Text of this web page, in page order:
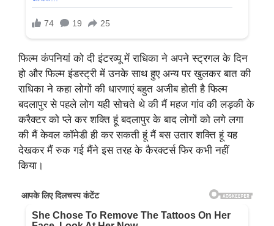
फिल्म कंपनियां को दी इंटरव्यू में राधिका ने अपने स्ट्रगल के दिन
हो और फिल्म इंडस्ट्री में उनके साथ हुए अन्य पर खुलकर बात की
राधिका ने कहा लोगों की धारणाएं बहुत अजीब होती है फिल्म
बदलापुर से पहले लोग यही सोचते थे की मैं महज गांव की लड़की के
करैक्टर को प्ले कर शक्ति हूं बदलापुर के बाद लोगों को लगे लगा
की मैं केवल कॉमेडी ही कर सकती हूं मैं बस उतार शक्ति हूं यह
देखकर मैं रुक गई मैंने इस तरह के कैरक्टर्स फिर कभी नहीं
किया।